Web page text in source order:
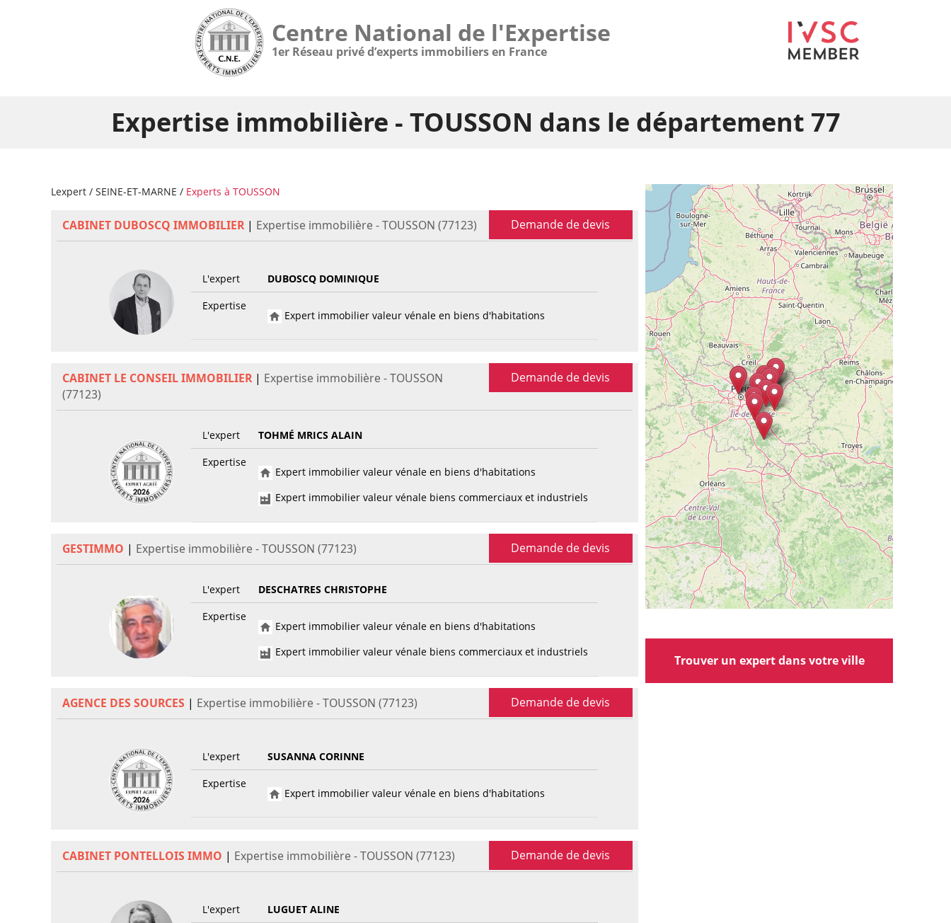
Centre National de l'Expertise
1er Réseau privé d’experts immobiliers en France
Expertise immobilière - TOUSSON dans le département 77
Lexpert / SEINE-ET-MARNE / Experts à TOUSSON
CABINET DUBOSCQ IMMOBILIER | Expertise immobilière - TOUSSON (77123) Demande de devis
L'expert
DUBOSCQ DOMINIQUE
Expertise
Expert immobilier valeur vénale en biens d'habitations
CABINET LE CONSEIL IMMOBILIER | Expertise immobilière - TOUSSON
(77123)
Demande de devis
L'expert
TOHMÉ MRICS ALAIN
Expertise
Expert immobilier valeur vénale en biens d'habitations
Expert immobilier valeur vénale biens commerciaux et industriels
GESTIMMO | Expertise immobilière - TOUSSON (77123) Demande de devis
L'expert
DESCHATRES CHRISTOPHE
Expertise
Expert immobilier valeur vénale en biens d'habitations
Expert immobilier valeur vénale biens commerciaux et industriels
AGENCE DES SOURCES | Expertise immobilière - TOUSSON (77123) Demande de devis
L'expert
SUSANNA CORINNE
Expertise
Expert immobilier valeur vénale en biens d'habitations
CABINET PONTELLOIS IMMO | Expertise immobilière - TOUSSON (77123) Demande de devis
L'expert
LUGUET ALINE
Trouver un expert dans votre ville